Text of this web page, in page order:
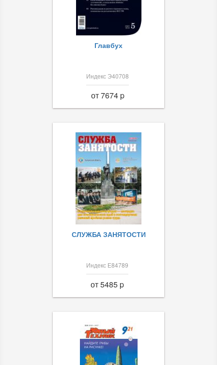
Главбух
Индекс Э40708
от 7674 p
СЛУЖБА ЗАНЯТОСТИ
Индекс Е84789
от 5485 p